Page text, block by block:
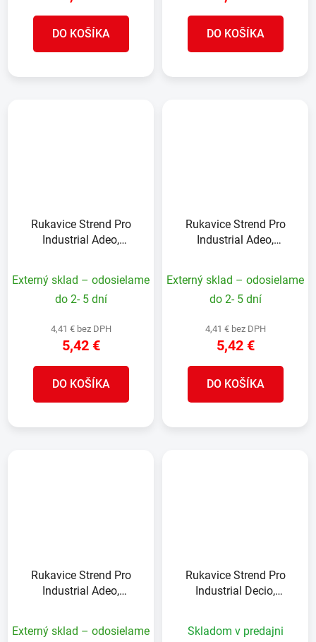
DO KOŠÍKA DO KOŠÍKA
Rukavice Strend Pro
Industrial Adeo,
Externý sklad – odosielame
do 2- 5 dní
4,41 € bez DPH
5,42 €
DO KOŠÍKA
Rukavice Strend Pro
Industrial Adeo,
Externý sklad – odosielame
do 2- 5 dní
4,41 € bez DPH
5,42 €
DO KOŠÍKA
Rukavice Strend Pro
Industrial Adeo,
Externý sklad – odosielame
Rukavice Strend Pro
Industrial Decio,
Skladom v predajni